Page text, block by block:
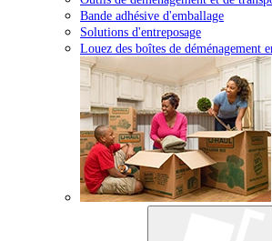
Bande adhésive d'emballage
Solutions d'entreposage
Louez des boîtes de déménagement